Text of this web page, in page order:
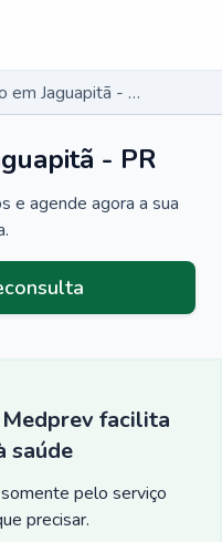
Nutrólogo em Jaguapitã - PR
- PR
e agende agora a sua
Medprev facilita
saúde
pelo serviço
precisar.